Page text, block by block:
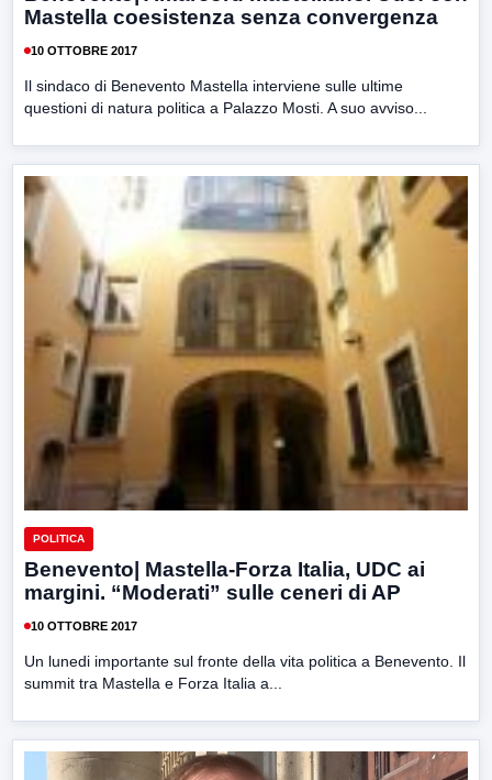
Mastella coesistenza senza convergenza
10 OTTOBRE 2017
Il sindaco di Benevento Mastella interviene sulle ultime
questioni di natura politica a Palazzo Mosti. A suo avviso...
POLITICA
Benevento| Mastella-Forza Italia, UDC ai
margini. “Moderati” sulle ceneri di AP
10 OTTOBRE 2017
Un lunedi importante sul fronte della vita politica a Benevento. Il
summit tra Mastella e Forza Italia a...